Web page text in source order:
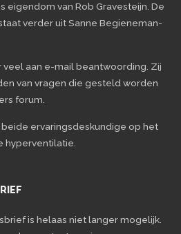
eigendom van Rob Gravesteijn. De
verder uit Sanne Begieneman-
aan e-mail beantwoording. Zij
van vragen die gesteld worden
forum.
ervaringsdeskundige op het
hyperventilatie.
is helaas niet langer mogelijk.